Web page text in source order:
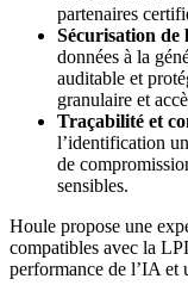
partenaires
Sécurisation de
données à la
auditable et
granulaire et
Traçabilité et
l’identification
de
sensibles.
Houle propose une
compatibles avec la
performance de l’IA et